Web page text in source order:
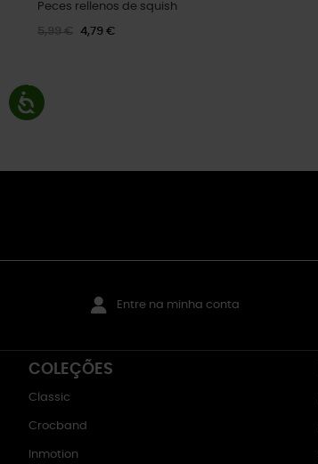
Peces rellenos de squish
5,99 € 4,79 €
Entre na minha conta
COLEÇÕES
Classic
Crocband
Inmotion